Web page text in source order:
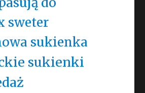
sweter
sukienka
sukienki